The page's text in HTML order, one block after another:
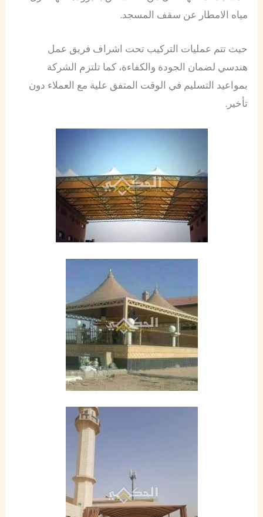
مياه الامطار عن سقف المسجد.
حيث تتم عمليات التركيب تحت اشراف فريق عمل
هندسي لضمان الجودة والكفاءة، كما تلتزم الشركة
بمواعيد التسليم في الوقت المتفق علية مع العملاء دون
تأخير.